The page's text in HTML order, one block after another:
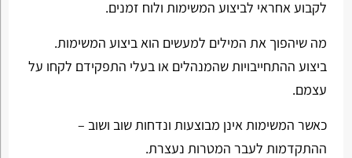
לקבוע אחראי לביצוע המשימות ולוח זמנים.
מה שיהפוך את המילים למעשים הוא ביצוע המשימות.
ביצוע ההתחייבויות שהמנהלים או בעלי התפקידם לקחו על
עצמם.
כאשר המשימות אינן מבוצעות ונדחות שוב ושוב –
ההתקדמות לעבר המטרות נעצרת.